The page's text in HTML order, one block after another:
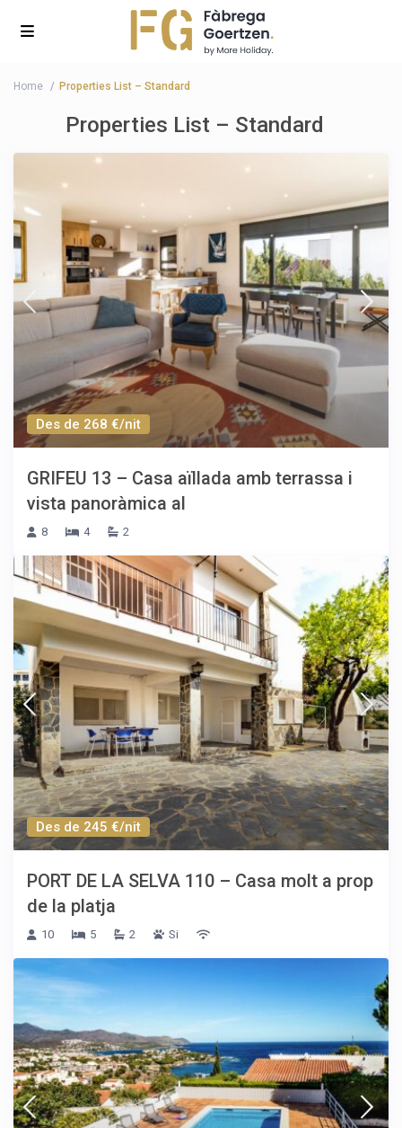
Home Properties List – Standard
Properties List – Standard
Des de 268 €/nit
GRIFEU 13 – Casa aïllada amb terrassa i
vista panoràmica al
8 4 2
Des de 245 €/nit
PORT DE LA SELVA 110 – Casa molt a prop
de la platja
10 5 2 Si